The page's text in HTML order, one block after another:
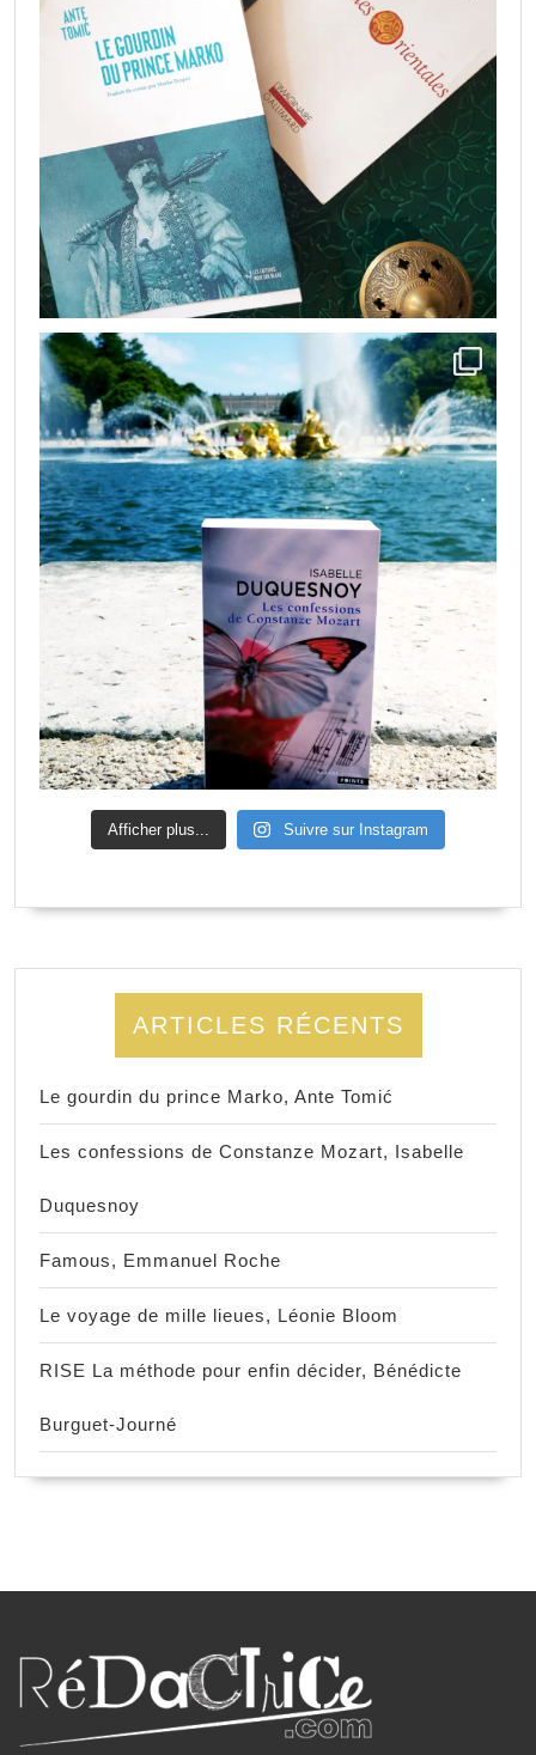
Afficher plus... Suivre sur Instagram
ARTICLES RÉCENTS
Le gourdin du prince Marko, Ante Tomić
Les confessions de Constanze Mozart, Isabelle
Duquesnoy
Famous, Emmanuel Roche
Le voyage de mille lieues, Léonie Bloom
RISE La méthode pour enfin décider, Bénédicte
Burguet-Journé